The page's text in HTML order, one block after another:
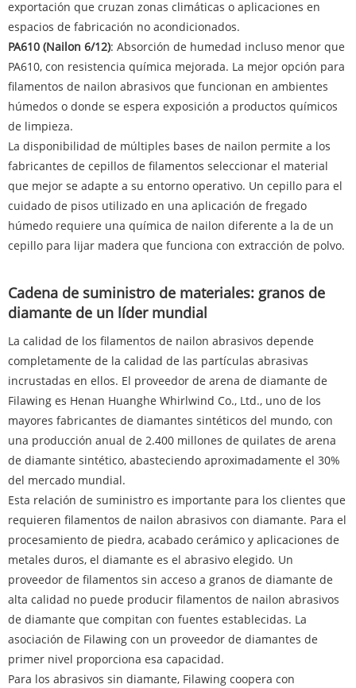
exportación que cruzan zonas climáticas o aplicaciones en
espacios de fabricación no acondicionados.
PA610 (Nailon 6/12): Absorción de humedad incluso menor que
PA610, con resistencia química mejorada. La mejor opción para
filamentos de nailon abrasivos que funcionan en ambientes
húmedos o donde se espera exposición a productos químicos
de limpieza.
La disponibilidad de múltiples bases de nailon permite a los
fabricantes de cepillos de filamentos seleccionar el material
que mejor se adapte a su entorno operativo. Un cepillo para el
cuidado de pisos utilizado en una aplicación de fregado
húmedo requiere una química de nailon diferente a la de un
cepillo para lijar madera que funciona con extracción de polvo.
Cadena de suministro de materiales: granos de
diamante de un líder mundial
La calidad de los filamentos de nailon abrasivos depende
completamente de la calidad de las partículas abrasivas
incrustadas en ellos. El proveedor de arena de diamante de
Filawing es Henan Huanghe Whirlwind Co., Ltd., uno de los
mayores fabricantes de diamantes sintéticos del mundo, con
una producción anual de 2.400 millones de quilates de arena
de diamante sintético, abasteciendo aproximadamente el 30%
del mercado mundial.
Esta relación de suministro es importante para los clientes que
requieren filamentos de nailon abrasivos con diamante. Para el
procesamiento de piedra, acabado cerámico y aplicaciones de
metales duros, el diamante es el abrasivo elegido. Un
proveedor de filamentos sin acceso a granos de diamante de
alta calidad no puede producir filamentos de nailon abrasivos
de diamante que compitan con fuentes establecidas. La
asociación de Filawing con un proveedor de diamantes de
primer nivel proporciona esa capacidad.
Para los abrasivos sin diamante, Filawing coopera con